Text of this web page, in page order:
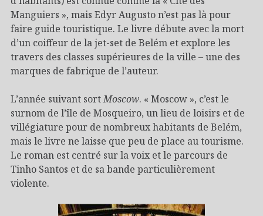
Manguiers », mais Edyr Augusto n’est pas là pour
faire guide touristique. Le livre débute avec la mort
d’un coiffeur de la jet-set de Belém et explore les
travers des classes supérieures de la ville – une des
marques de fabrique de l’auteur.
L’année suivant sort Moscow. « Moscow », c’est le
surnom de l’île de Mosqueiro, un lieu de loisirs et de
villégiature pour de nombreux habitants de Belém,
mais le livre ne laisse que peu de place au tourisme.
Le roman est centré sur la voix et le parcours de
Tinho Santos et de sa bande particulièrement
violente.